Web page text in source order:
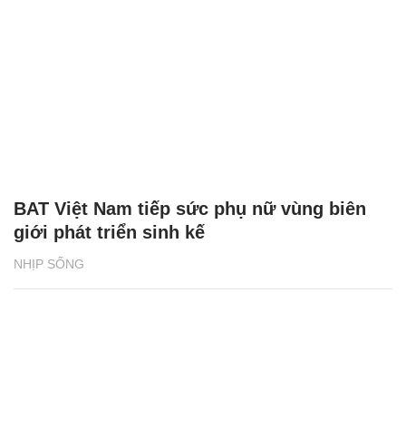
NHỊP SỐNG
BAT Việt Nam tiếp sức phụ nữ vùng biên
giới phát triển sinh kế